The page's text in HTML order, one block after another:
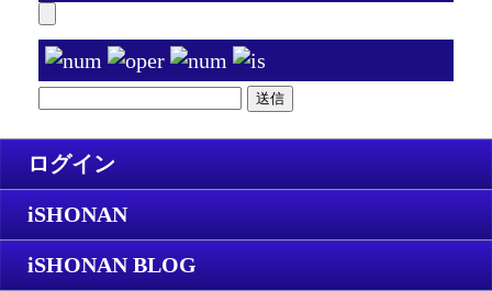
ログイン
iSHONAN
iSHONAN BLOG